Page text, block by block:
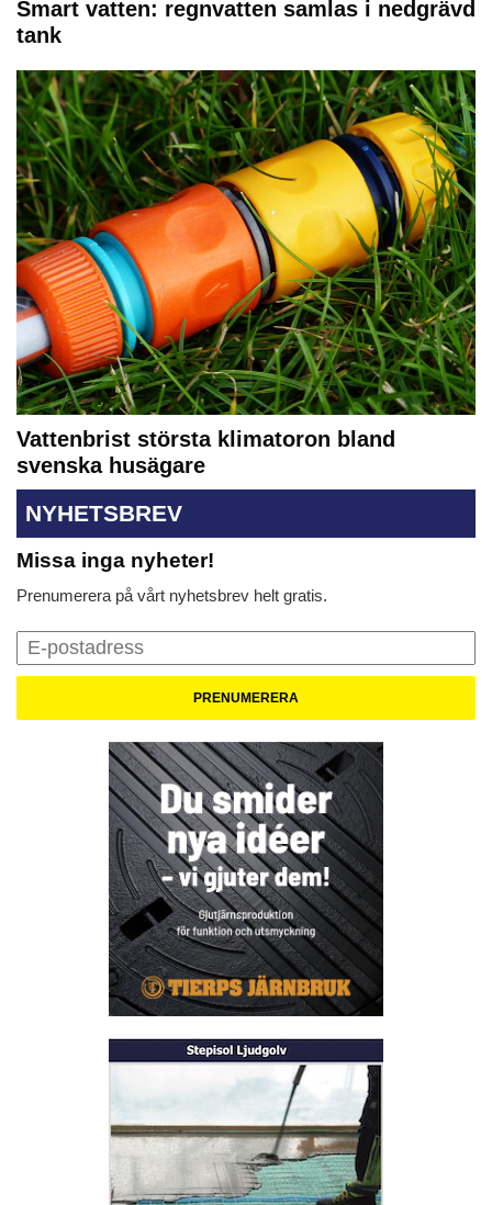
Smart vatten: regnvatten samlas i nedgrävd
tank
Vattenbrist största klimatoron bland
svenska husägare
NYHETSBREV
Missa inga nyheter!
Prenumerera på vårt nyhetsbrev helt gratis.